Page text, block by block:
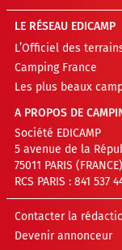
LE RÉSEAU EDICAMP
L’Officiel des
Camping France
Les plus beaux
A PROPOS DE
Société EDICAMP
5 avenue de la
75011 PARIS (FRANCE)
RCS PARIS : 841 537
Contacter la
Devenir annonceur